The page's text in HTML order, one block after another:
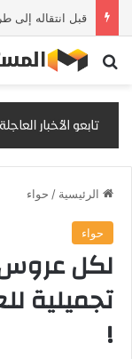
بحث عن
الرئيسية / حواء
حواء
لكل عروس
تجميلية
!